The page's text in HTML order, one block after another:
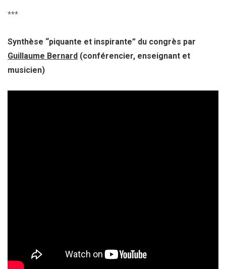
***
Synthèse “piquante et inspirante” du congrès par
Guillaume Bernard (conférencier, enseignant et
musicien)